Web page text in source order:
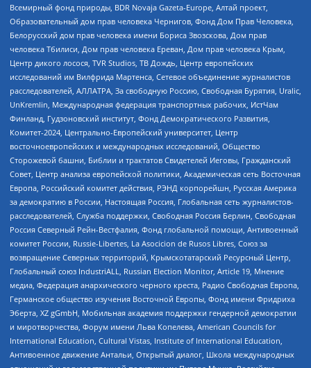
Всемирный фонд природы, BDR Novaja Gazeta-Europe, Алтай проект,
Образовательный дом прав человека Чернигов, Фонд Дом Прав Человека,
Белорусский дом прав человека имени Бориса Звозскова, Дом прав
человека Тбилиси, Дом прав человека Ереван, Дом прав человека Крым,
Центр дикого лосося, TVR Studios, ТВ Дождь, Центр европейских
исследований им Вилфрида Мартенса, Сетевое объединение журналистов
расследователей, АЛЛАТРА, За свободную Россию, Свободная Бурятия, Uralic,
UnKremlin, Международная федерация транспортных рабочих, ИстЧам
Финланд, Гудзоновский институт, Фонд Демократического Развития,
Комитет-2024, Центрально-Европейский университет, Центр
восточноевропейских и международных исследований, Общество
Сторожевой башни, Библии и трактатов Свидетелей Иеговы, Гражданский
Совет, Центр анализа европейской политики, Академическая сеть Восточная
Европа, Российский комитет действия, РЭНД корпорейшн, Русская Америка
за демократию в России, Настоящая Россия, Глобальная сеть журналистов-
расследователей, Служба поддержки, Свободная Россия Берлин, Свободная
Россия Северный Рейн-Вестфалия, Фонд глобальной помощи, Антивоенный
комитет России, Russie-Libertes, La Asocicion de Rusos Libres, Союз за
возвращение Северных территорий, Крымскотатарский Ресурсный Центр,
Глобальный союз IndustriALL, Russian Election Monitor, Article 19, Мнение
медиа, Федерация анархического черного креста, Радио Свободная Европа,
Германское общество изучения Восточной Европы, Фонд имени Фридриха
Эберта, XZ gGmbH, Мобильная академия поддержки гендерной демократии
и миротворчества, Форум имени Льва Копелева, American Councils for
International Education, Cultural Vistas, Institute of International Education,
Антивоенное движение Антальи, Открытый диалог, Школа международных